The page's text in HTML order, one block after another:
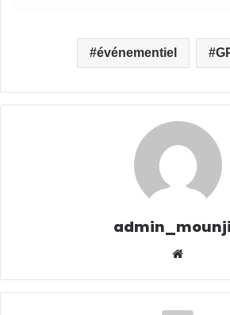
événementiel
e